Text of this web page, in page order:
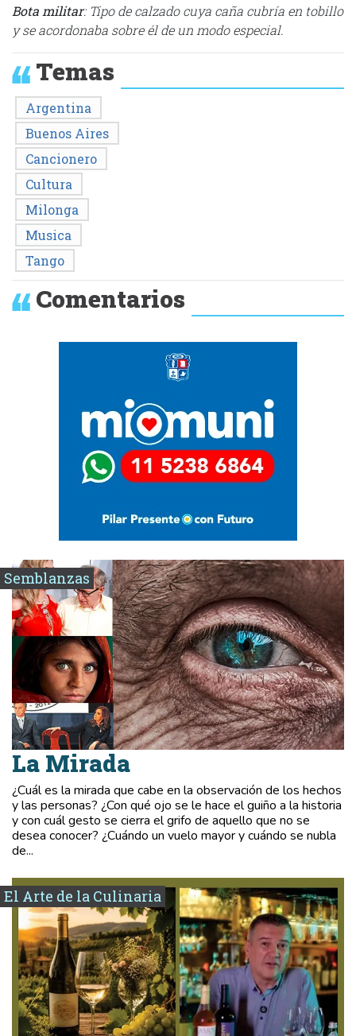
Bota militar: Tipo de calzado cuya caña cubría en tobillo
y se acordonaba sobre él de un modo especial.
Temas
Argentina
Buenos Aires
Cancionero
Cultura
Milonga
Musica
Tango
Comentarios
Semblanzas
La Mirada
¿Cuál es la mirada que cabe en la observación de los hechos
y las personas? ¿Con qué ojo se le hace el guiño a la historia
y con cuál gesto se cierra el grifo de aquello que no se
desea conocer? ¿Cuándo un vuelo mayor y cuándo se nubla
de...
El Arte de la Culinaria